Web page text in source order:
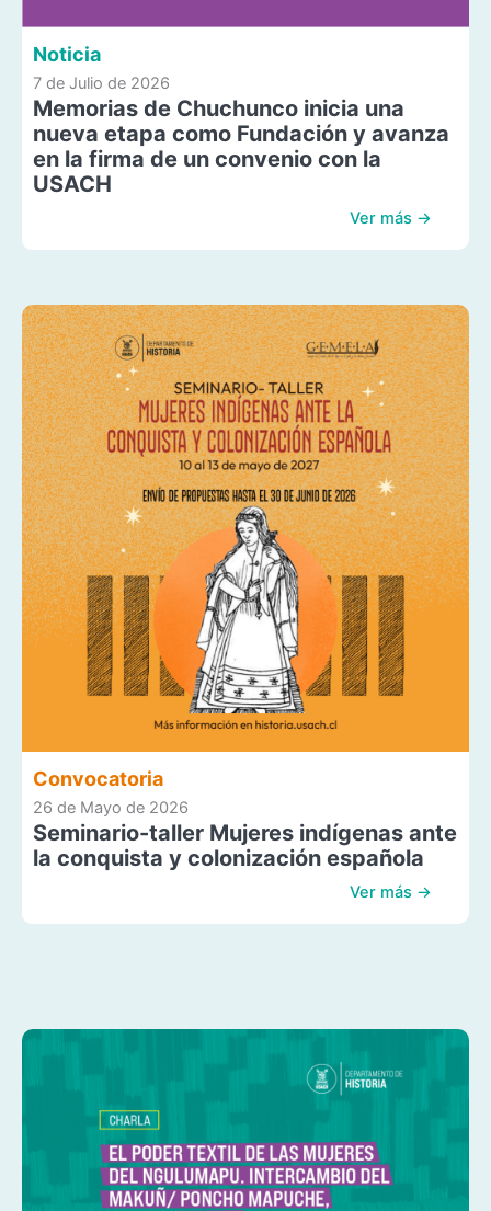
Noticia
7 de Julio de 2026
Memorias de Chuchunco inicia una
nueva etapa como Fundación y avanza
en la firma de un convenio con la
USACH
Ver más →
Convocatoria
26 de Mayo de 2026
Seminario-taller Mujeres indígenas ante
la conquista y colonización española
Ver más →